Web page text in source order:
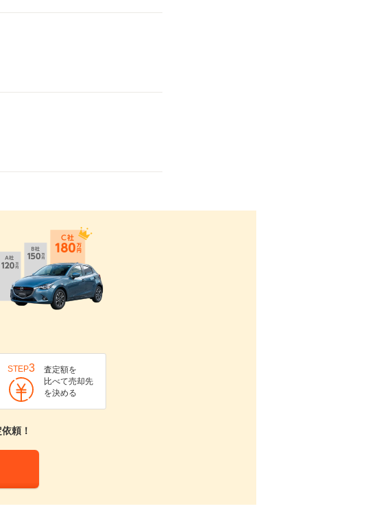
STEP3
査定額を
比べて売却先
を決める
頼！